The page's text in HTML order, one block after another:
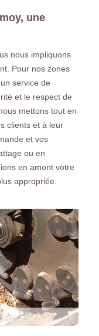
une
nous impliquons
Pour nos zones
service de
et le respect de
mettons tout en
clients et à leur
et vos
ou en
en amont votre
appropriée.